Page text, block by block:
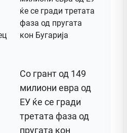
Со грант од 149
милиони евра од
ЕУ ќе се гради
третата фаза од
пругата кон